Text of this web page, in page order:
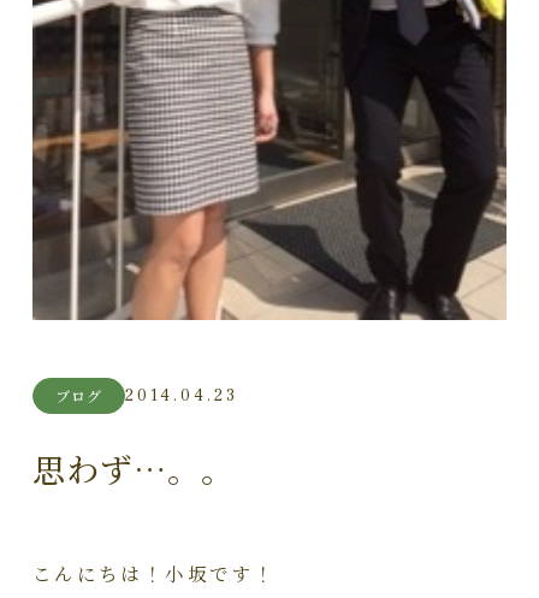
ブログ 2014.04.23
思わず…。。
こんにちは！小坂です！